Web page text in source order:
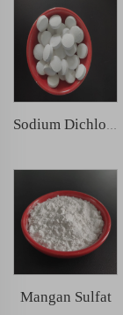
Sodium Dichloroisocyanurat (SDIC)
Mangan Sulfat